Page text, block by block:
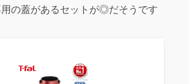
の蓋があるセットが◎だそうです